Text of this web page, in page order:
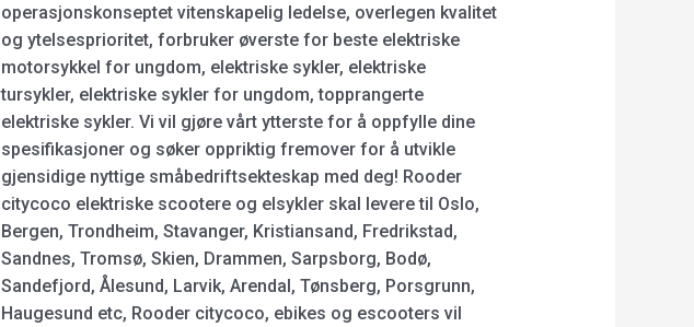
operasjonskonseptet vitenskapelig ledelse, overlegen kvalitet
og ytelsesprioritet, forbruker øverste for beste elektriske
motorsykkel for ungdom, elektriske sykler, elektriske
tursykler, elektriske sykler for ungdom, topprangerte
elektriske sykler. Vi vil gjøre vårt ytterste for å oppfylle dine
spesifikasjoner og søker oppriktig fremover for å utvikle
gjensidige nyttige småbedriftsekteskap med deg! Rooder
citycoco elektriske scootere og elsykler skal levere til Oslo,
Bergen, Trondheim, Stavanger, Kristiansand, Fredrikstad,
Sandnes, Tromsø, Skien, Drammen, Sarpsborg, Bodø,
Sandefjord, Ålesund, Larvik, Arendal, Tønsberg, Porsgrunn,
Haugesund etc, Rooder citycoco, ebikes og escooters vil